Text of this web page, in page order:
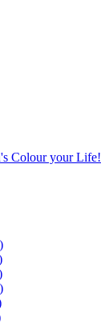
Colour your Life!